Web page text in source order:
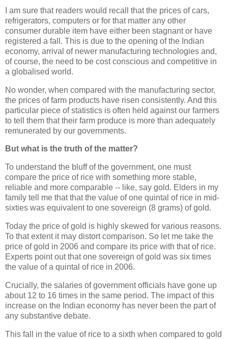
I am sure that readers would recall that the prices of cars,
refrigerators, computers or for that matter any other
consumer durable item have either been stagnant or have
registered a fall. This is due to the opening of the Indian
economy, arrival of newer manufacturing technologies and,
of course, the need to be cost conscious and competitive in
a globalised world.
No wonder, when compared with the manufacturing sector,
the prices of farm products have risen consistently. And this
particular piece of statistics is often held against our farmers
to tell them that their farm produce is more than adequately
remunerated by our governments.
But what is the truth of the matter?
To understand the bluff of the government, one must
compare the price of rice with something more stable,
reliable and more comparable -- like, say gold. Elders in my
family tell me that that the value of one quintal of rice in mid-
sixties was equivalent to one sovereign (8 grams) of gold.
Today the price of gold is highly skewed for various reasons.
To that extent it may distort comparison. So let me take the
price of gold in 2006 and compare its price with that of rice.
Experts point out that one sovereign of gold was six times
the value of a quintal of rice in 2006.
Crucially, the salaries of government officials have gone up
about 12 to 16 times in the same period. The impact of this
increase on the Indian economy has never been the part of
any substantive debate.
This fall in the value of rice to a sixth when compared to gold